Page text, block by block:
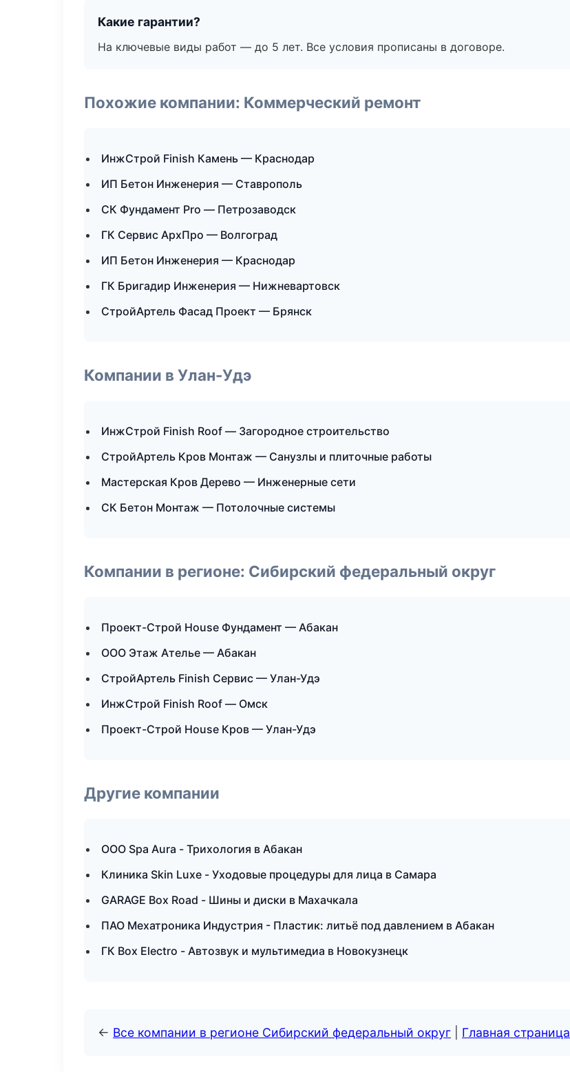
Какие гарантии?
На ключевые виды работ — до 5 лет. Все условия прописаны в договоре.
Похожие компании: Коммерческий ремонт
ИнжСтрой Finish Камень — Краснодар
ИП Бетон Инженерия — Ставрополь
СК Фундамент Pro — Петрозаводск
ГК Сервис АрхПро — Волгоград
ИП Бетон Инженерия — Краснодар
ГК Бригадир Инженерия — Нижневартовск
СтройАртель Фасад Проект — Брянск
Компании в Улан-Удэ
ИнжСтрой Finish Roof — Загородное строительство
СтройАртель Кров Монтаж — Санузлы и плиточные работы
Мастерская Кров Дерево — Инженерные сети
СК Бетон Монтаж — Потолочные системы
Компании в регионе: Сибирский федеральный округ
Проект-Строй House Фундамент — Абакан
ООО Этаж Ателье — Абакан
СтройАртель Finish Сервис — Улан-Удэ
ИнжСтрой Finish Roof — Омск
Проект-Строй House Кров — Улан-Удэ
Другие компании
ООО Spa Aura - Трихология в Абакан
Клиника Skin Luxe - Уходовые процедуры для лица в Самара
GARAGE Box Road - Шины и диски в Махачкала
ПАО Мехатроника Индустрия - Пластик: литьё под давлением в Абакан
ГК Box Electro - Автозвук и мультимедиа в Новокузнецк
← Все компании в регионе Сибирский федеральный округ Главная страница